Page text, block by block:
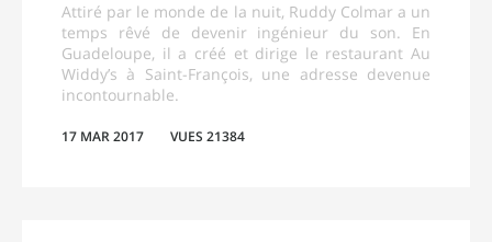
Attiré par le monde de la nuit, Ruddy Colmar a un
temps rêvé de devenir ingénieur du son. En
Guadeloupe, il a créé et dirige le restaurant Au
Widdy’s à Saint-François, une adresse devenue
incontournable.
17 MAR 2017 VUES 21384